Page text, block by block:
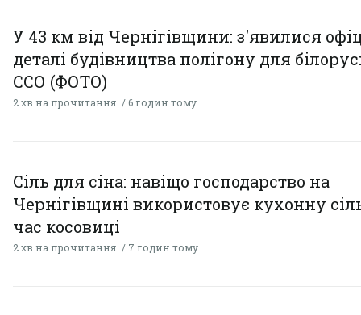
У 43 км від Чернігівщини: з'явилися
деталі будівництва полігону для
ССО (ФОТО)
2 хв на прочитання 6 годин тому
Сіль для сіна: навіщо господарство на
Чернігівщині використовує кухонну
час косовиці
2 хв на прочитання 7 годин тому